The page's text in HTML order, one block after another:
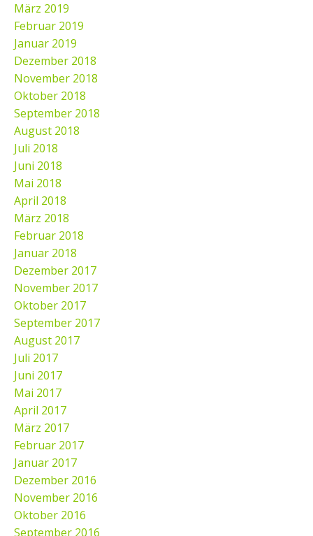
März 2019
Februar 2019
Januar 2019
Dezember 2018
November 2018
Oktober 2018
September 2018
August 2018
Juli 2018
Juni 2018
Mai 2018
April 2018
März 2018
Februar 2018
Januar 2018
Dezember 2017
November 2017
Oktober 2017
September 2017
August 2017
Juli 2017
Juni 2017
Mai 2017
April 2017
März 2017
Februar 2017
Januar 2017
Dezember 2016
November 2016
Oktober 2016
September 2016